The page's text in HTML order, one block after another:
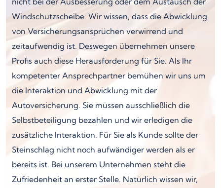
Windschutzscheibe. Wir wissen, dass die Abwicklung
von Versicherungsansprüchen verwirrend und
zeitaufwendig ist. Deswegen übernehmen unsere
Profis auch diese Herausforderung für Sie. Als Ihr
kompetenter Ansprechpartner bemühen wir uns um
die Interaktion und Abwicklung mit der
Autoversicherung. Sie müssen ausschließlich die
Selbstbeteiligung bezahlen und wir erledigen die
zusätzliche Interaktion. Für Sie als Kunde sollte der
Steinschlag nicht noch aufwändiger werden als er
bereits ist. Bei unserem Unternehmen steht die
Zufriedenheit an erster Stelle. Natürlich wissen wir,